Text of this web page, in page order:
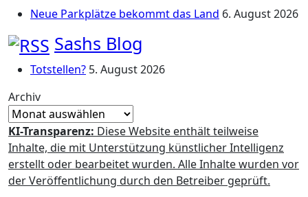
Neue Parkplätze bekommt das Land 6. August 2026
Sashs Blog
Totstellen? 5. August 2026
Archiv
KI-Transparenz: Diese Website enthält teilweise
Inhalte, die mit Unterstützung künstlicher Intelligenz
erstellt oder bearbeitet wurden. Alle Inhalte wurden vor
der Veröffentlichung durch den Betreiber geprüft.